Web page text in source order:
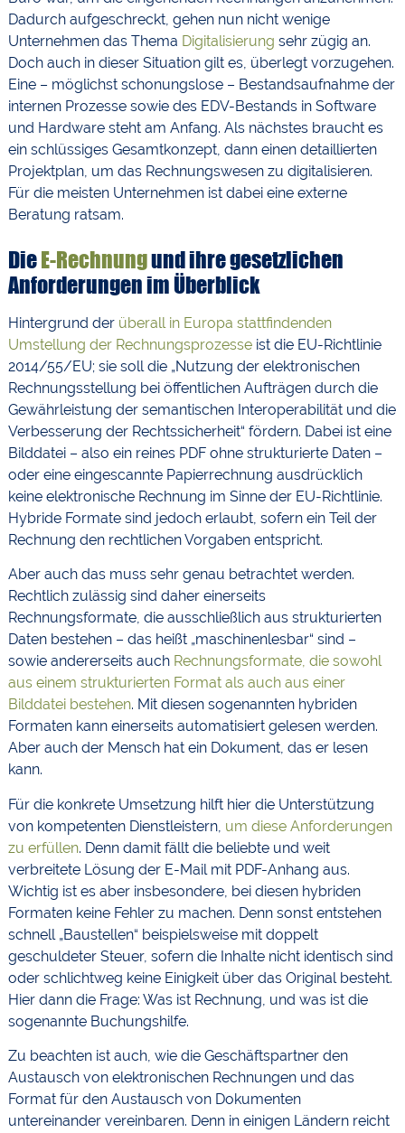
Dadurch aufgeschreckt, gehen nun nicht wenige
Unternehmen das Thema Digitalisierung sehr zügig an.
Doch auch in dieser Situation gilt es, überlegt vorzugehen.
Eine – möglichst schonungslose – Bestandsaufnahme der
internen Prozesse sowie des EDV-Bestands in Software
und Hardware steht am Anfang. Als nächstes braucht es
ein schlüssiges Gesamtkonzept, dann einen detaillierten
Projektplan, um das Rechnungswesen zu digitalisieren.
Für die meisten Unternehmen ist dabei eine externe
Beratung ratsam.
DieE-Rechnungund ihre gesetzlichen
Anforderungen im Überblick
Hintergrund der überall in Europa stattfindenden
Umstellung der Rechnungsprozesseist die EU-Richtlinie
2014/55/EU; sie soll die „Nutzung der elektronischen
Rechnungsstellung bei öffentlichen Aufträgen durch die
Gewährleistung der semantischen Interoperabilität und die
Verbesserung der Rechtssicherheit“ fördern. Dabei ist eine
Bilddatei – also ein reines PDF ohne strukturierte Daten –
oder eine eingescannte Papierrechnung ausdrücklich
keine elektronische Rechnung im Sinne der EU-Richtlinie.
Hybride Formate sind jedoch erlaubt, sofern ein Teil der
Rechnung den rechtlichen Vorgaben entspricht.
Aber auch das muss sehr genau betrachtet werden.
Rechtlich zulässig sind daher einerseits
Rechnungsformate, die ausschließlich aus strukturierten
Daten bestehen – das heißt „maschinenlesbar“ sind –
sowie andererseits auch Rechnungsformate, die sowohl
aus einem strukturierten Format als auch aus einer
Bilddatei bestehen. Mit diesen sogenannten hybriden
Formaten kann einerseits automatisiert gelesen werden.
Aber auch der Mensch hat ein Dokument, das er lesen
kann.
Für die konkrete Umsetzung hilft hier die Unterstützung
von kompetenten Dienstleistern, um diese Anforderungen
zu erfüllen. Denn damit fällt die beliebte und weit
verbreitete Lösung der E-Mail mit PDF-Anhang aus.
Wichtig ist es aber insbesondere, bei diesen hybriden
Formaten keine Fehler zu machen. Denn sonst entstehen
schnell „Baustellen“ beispielsweise mit doppelt
geschuldeter Steuer, sofern die Inhalte nicht identisch sind
oder schlichtweg keine Einigkeit über das Original besteht.
Hier dann die Frage: Was ist Rechnung, und was ist die
sogenannte Buchungshilfe.
Zu beachten ist auch, wie die Geschäftspartner den
Austausch von elektronischen Rechnungen und das
Format für den Austausch von Dokumenten
untereinander vereinbaren. Denn in einigen Ländern reicht